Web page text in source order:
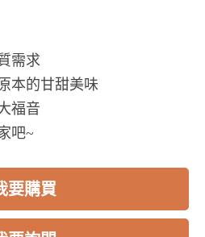
需求
本的甘甜美味
福音
吧~
要購買